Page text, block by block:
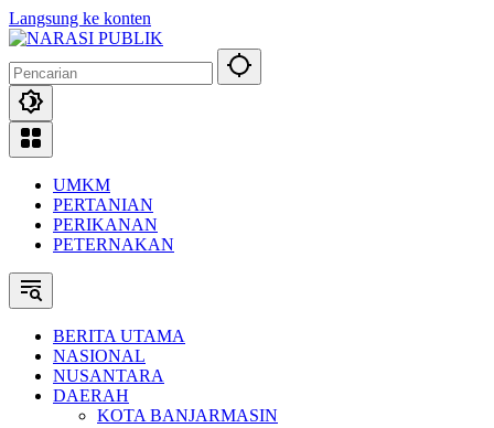
Langsung ke konten
UMKM
PERTANIAN
PERIKANAN
PETERNAKAN
BERITA UTAMA
NASIONAL
NUSANTARA
DAERAH
KOTA BANJARMASIN